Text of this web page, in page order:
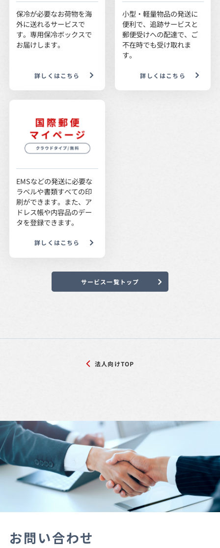
保冷が必要なお荷物を海
外に送れるサービスで
す。専用保冷ボックスで
お届けします。
詳しくはこちら
小型・軽量物品の発送に
便利で、追跡サービスと
郵便受けへの配達で、ご
不在時でも受け取れま
す。
詳しくはこちら
EMSなどの発送に必要な
ラベルや書類すべての印
刷ができます。また、ア
ドレス帳や内容品のデー
タを登録できます。
詳しくはこちら
サービス一覧トップ
法人向けTOP
お問い合わせ